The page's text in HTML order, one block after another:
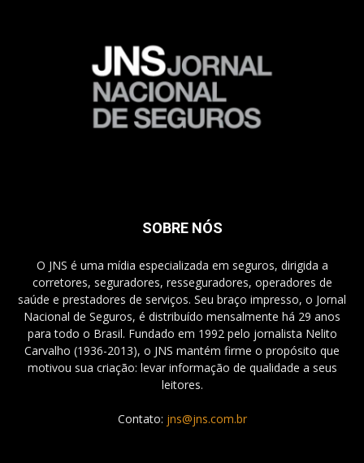
SOBRE NÓS
O JNS é uma mídia especializada em seguros, dirigida a
corretores, seguradores, resseguradores, operadores de
saúde e prestadores de serviços. Seu braço impresso, o Jornal
Nacional de Seguros, é distribuído mensalmente há 29 anos
para todo o Brasil. Fundado em 1992 pelo jornalista Nelito
Carvalho (1936-2013), o JNS mantém firme o propósito que
motivou sua criação: levar informação de qualidade a seus
leitores.
Contato: jns@jns.com.br